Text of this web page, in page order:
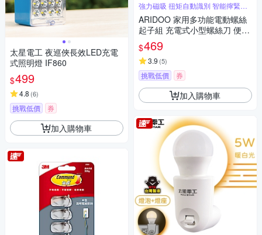
太星電工 夜巡俠長效LED充電
式照明燈 IF860
$499
4.8 (6)
挑戰低價 券
加入購物車
強力磁吸 扭矩自動識別 智能擰緊即
停
ARIDOO 家用多功能電動螺絲
起子組 充電式小型螺絲刀 便攜
螺絲維修工具套裝 螺絲批
$469
3.9 (5)
挑戰低價 券
加入購物車